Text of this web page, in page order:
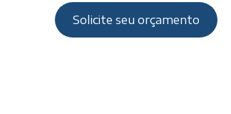
Solicite seu orçamento